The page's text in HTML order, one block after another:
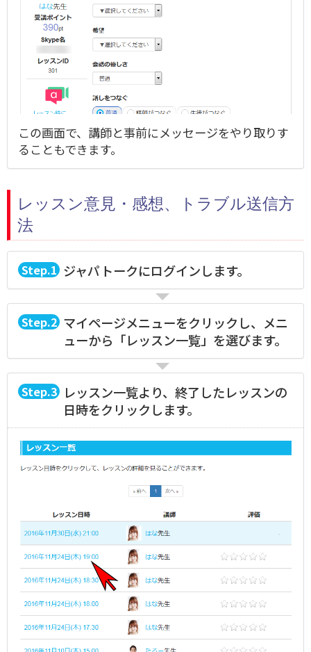
この画面で、講師と事前にメッセージをやり取りす
ることもできます。
レッスン意見・感想、トラブル送信方
法
1 ジャパトークにログインします。
2 マイページメニューをクリックし、メニ
ューから「レッスン一覧」を選びます。
3 レッスン一覧より、終了したレッスンの
日時をクリックします。